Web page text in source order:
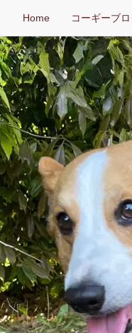
Home コーギーブ